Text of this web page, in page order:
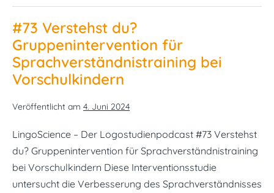
–
in
der
Dysphagietherapie
#73 Verstehst du?
Gruppenintervention für
Sprachverständnistraining bei
Vorschulkindern
Veröffentlicht am 4. Juni 2024
LingoScience – Der Logostudienpodcast #73 Verstehst
du? Gruppenintervention für Sprachverständnistraining
bei Vorschulkindern Diese Interventionsstudie
untersucht die Verbesserung des Sprachverständnisses